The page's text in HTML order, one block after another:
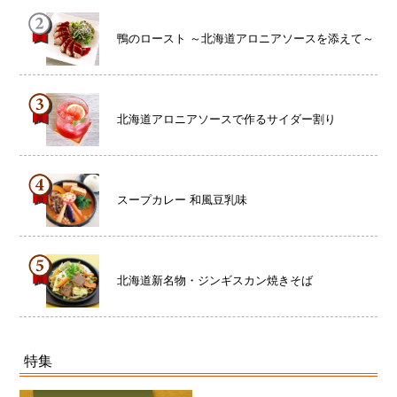
鴨のロースト ～北海道アロニアソースを添えて～
北海道アロニアソースで作るサイダー割り
スープカレー 和風豆乳味
北海道新名物・ジンギスカン焼きそば
特集